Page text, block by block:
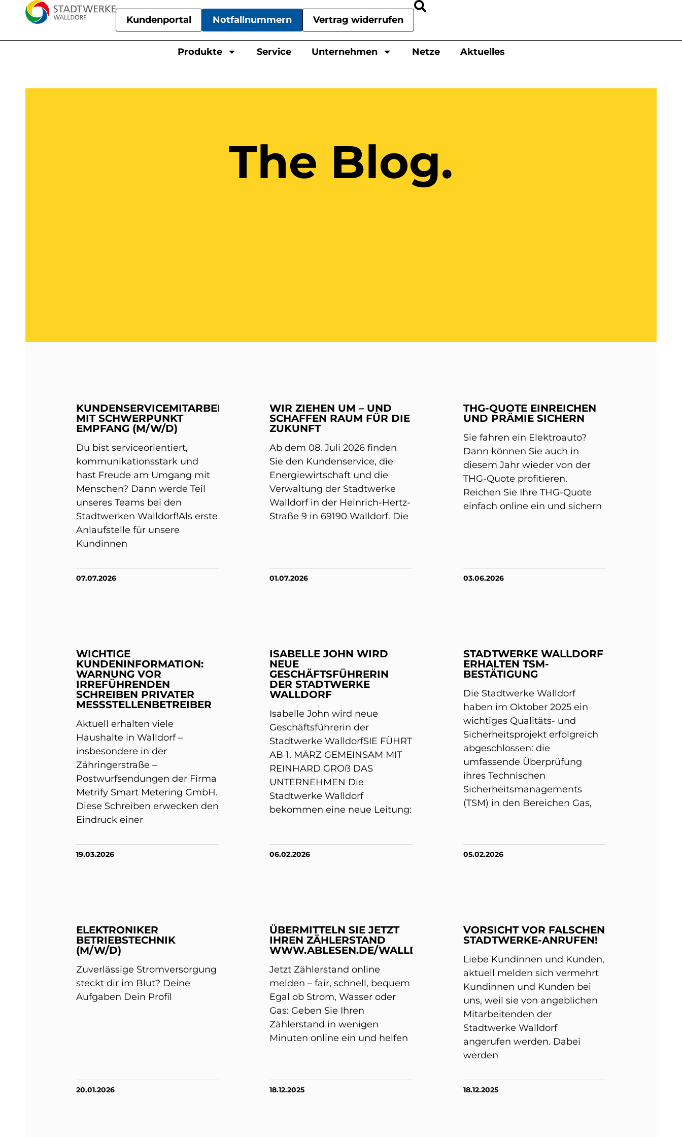
Kundenportal Notfallnummern Vertrag widerrufen
Produkte Service Unternehmen Netze Aktuelles
The Blog.
KUNDENSERVICEMITARBEITER
MIT SCHWERPUNKT
EMPFANG (M/W/D)
Du bist serviceorientiert,
kommunikationsstark und
hast Freude am Umgang mit
Menschen? Dann werde Teil
unseres Teams bei den
Stadtwerken Walldorf!Als erste
Anlaufstelle für unsere
Kundinnen
07.07.2026
WIR ZIEHEN UM – UND
SCHAFFEN RAUM FÜR DIE
ZUKUNFT
Ab dem 08. Juli 2026 finden
Sie den Kundenservice, die
Energiewirtschaft und die
Verwaltung der Stadtwerke
Walldorf in der Heinrich-Hertz-
Straße 9 in 69190 Walldorf. Die
01.07.2026
THG-QUOTE EINREICHEN
UND PRÄMIE SICHERN
Sie fahren ein Elektroauto?
Dann können Sie auch in
diesem Jahr wieder von der
THG-Quote profitieren.
Reichen Sie Ihre THG-Quote
einfach online ein und sichern
03.06.2026
WICHTIGE
KUNDENINFORMATION:
WARNUNG VOR
IRREFÜHRENDEN
SCHREIBEN PRIVATER
MESSSTELLENBETREIBER
Aktuell erhalten viele
Haushalte in Walldorf –
insbesondere in der
Zähringerstraße –
Postwurfsendungen der Firma
Metrify Smart Metering GmbH.
Diese Schreiben erwecken den
Eindruck einer
19.03.2026
ISABELLE JOHN WIRD
NEUE
GESCHÄFTSFÜHRERIN
DER STADTWERKE
WALLDORF
Isabelle John wird neue
Geschäftsführerin der
Stadtwerke WalldorfSIE FÜHRT
AB 1. MÄRZ GEMEINSAM MIT
REINHARD GROß DAS
UNTERNEHMEN Die
Stadtwerke Walldorf
bekommen eine neue Leitung:
06.02.2026
STADTWERKE WALLDORF
ERHALTEN TSM-
BESTÄTIGUNG
Die Stadtwerke Walldorf
haben im Oktober 2025 ein
wichtiges Qualitäts- und
Sicherheitsprojekt erfolgreich
abgeschlossen: die
umfassende Überprüfung
ihres Technischen
Sicherheitsmanagements
(TSM) in den Bereichen Gas,
05.02.2026
ELEKTRONIKER
BETRIEBSTECHNIK
(M/W/D)
Zuverlässige Stromversorgung
steckt dir im Blut? Deine
Aufgaben Dein Profil
20.01.2026
ÜBERMITTELN SIE JETZT
IHREN ZÄHLERSTAND
WWW.ABLESEN.DE/WALLDORF/
Jetzt Zählerstand online
melden – fair, schnell, bequem
Egal ob Strom, Wasser oder
Gas: Geben Sie Ihren
Zählerstand in wenigen
Minuten online ein und helfen
18.12.2025
VORSICHT VOR FALSCHEN
STADTWERKE-ANRUFEN!
Liebe Kundinnen und Kunden,
aktuell melden sich vermehrt
Kundinnen und Kunden bei
uns, weil sie von angeblichen
Mitarbeitenden der
Stadtwerke Walldorf
angerufen werden. Dabei
werden
18.12.2025